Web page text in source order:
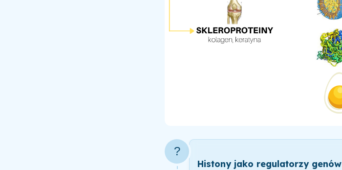
?
Histony jako regulatorzy genów